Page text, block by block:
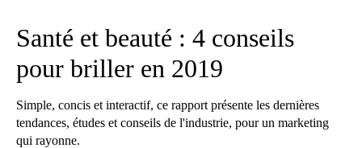
Santé et beauté : 4 conseils
pour briller en 2019
Simple, concis et interactif, ce rapport présente les dernières
tendances, études et conseils de l'industrie, pour un marketing
qui rayonne.